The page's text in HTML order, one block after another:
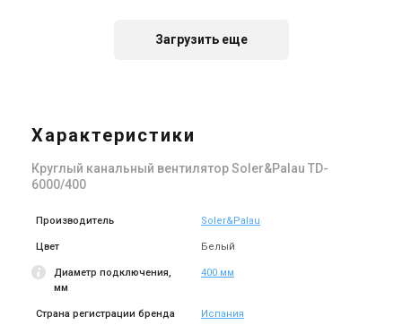
Цена
14 120 грн
Купить Купить
Испания Испания
Загрузить еще
Характеристики
Круглый канальный вентилятор Soler&Palau TD-
6000/400
Производитель Soler&Palau
Цвет Белый
Диаметр подключения,
мм
400 мм
Страна регистрации бренда Испания